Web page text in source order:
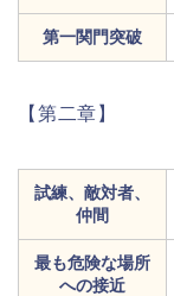
第一関門突破
【第二章】
試練、敵対者、
仲間
最も危険な場所
への接近